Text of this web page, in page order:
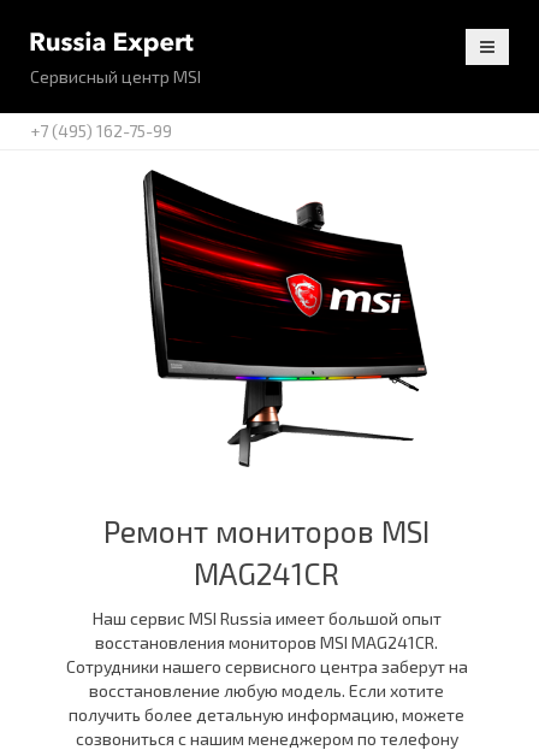
Сервисный центр MSI
+7 (495) 162-75-99
Ремонт мониторов MSI
MAG241CR
Наш сервис MSI Russia имеет большой опыт
восстановления мониторов MSI MAG241CR.
Сотрудники нашего сервисного центра заберут на
восстановление любую модель. Если хотите
получить более детальную информацию, можете
созвониться с нашим менеджером по телефону